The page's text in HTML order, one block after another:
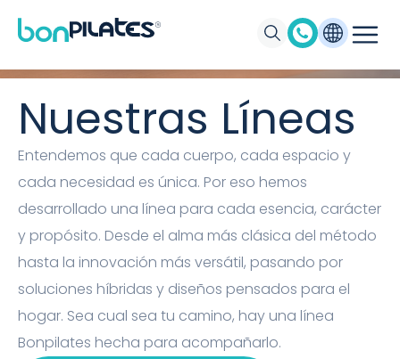
Máquinas de Pilates, Pilates suelo y
accesorios Bonpilates
Nuestras Líneas
Entendemos que cada cuerpo, cada espacio y
cada necesidad es única. Por eso hemos
desarrollado una línea para cada esencia, carácter
y propósito. Desde el alma más clásica del método
hasta la innovación más versátil, pasando por
soluciones híbridas y diseños pensados para el
hogar. Sea cual sea tu camino, hay una línea
Bonpilates hecha para acompañarlo.